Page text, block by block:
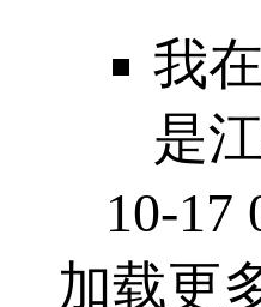
我
是
10-17
加载更